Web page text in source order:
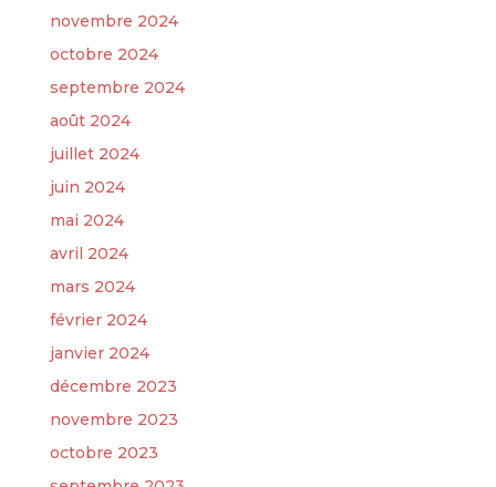
novembre 2024
octobre 2024
septembre 2024
août 2024
juillet 2024
juin 2024
mai 2024
avril 2024
mars 2024
février 2024
janvier 2024
décembre 2023
novembre 2023
octobre 2023